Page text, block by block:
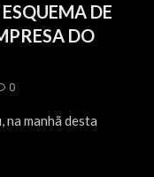
DE
DO
0
manhã desta